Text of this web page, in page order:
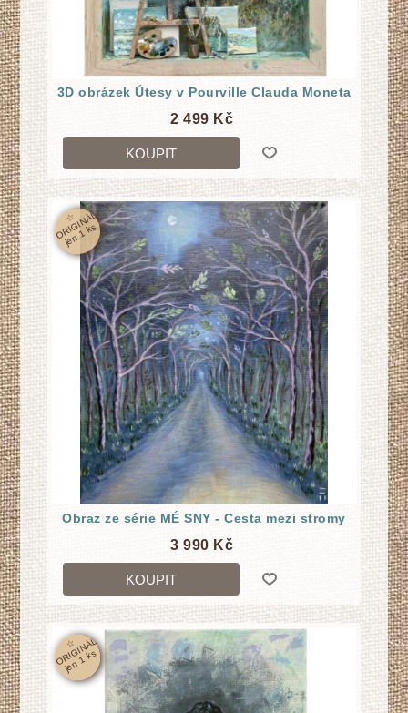
3D obrázek Útesy v Pourville Clauda Moneta
2 499 Kč
KOUPIT
☆
O
RI
GI
N
Á
L
j
e
n
1
k
s
Obraz ze série MÉ SNY - Cesta mezi stromy
3 990 Kč
KOUPIT
☆
O
RI
GI
N
Á
L
j
e
n
1
k
s